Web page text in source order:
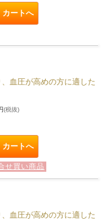
カートへ
血圧が高めの方に適した
(税抜)
カートへ
せ買い商品
血圧が高めの方に適した